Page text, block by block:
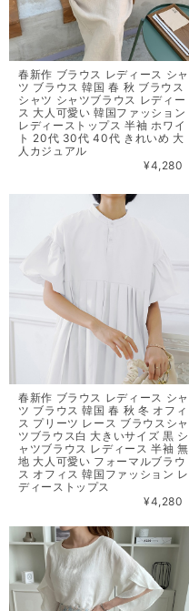
春新作 ブラウス レディース シャ
ツ ブラウス 韓国 春 秋 ブラウス
シャツ シャツブラウス レディー
ス 大人可愛い 韓国ファッション
レディーストップス 半袖 ホワイ
ト 20代 30代 40代 きれいめ 大
人カジュアル
¥4,280
春新作 ブラウス レディース シャ
ツ ブラウス 韓国 春 秋 冬 オフィ
ス プリーツ レース ブラウスシャ
ツブラウス白 大きいサイズ 黒 シ
ャツブラウス レディース 半袖 無
地 大人可愛い フォーマルブラウ
ス オフィス 韓国ファッション レ
ディーストップス
¥4,280